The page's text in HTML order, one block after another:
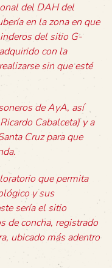
del DAH del
en la zona en que
del sitio G-
con la
sin que esté
de AyA, así
Cabalceta) y a
Cruz para que
que permita
y sus
sería el sitio
de concha, registrado
ubicado más adentro